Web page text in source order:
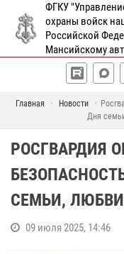
ФГКУ
охраны войск
Российской
Мансийскому
Главная Новости
Дня
РОСГВАРДИЯ
СЕМЬИ,
09 июля 2025, 14:46